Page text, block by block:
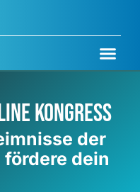
Kongress
der
dein